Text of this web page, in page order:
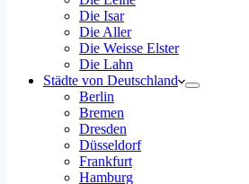
Die Isar
Die Aller
Die Weisse Elster
Die Lahn
Städte von Deutschland
Berlin
Bremen
Dresden
Düsseldorf
Frankfurt
Hamburg